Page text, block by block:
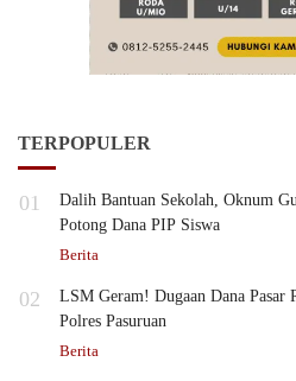
TERPOPULER
01
Dalih Bantuan Sekolah, Oknum
Potong Dana PIP Siswa
Berita
02
LSM Geram! Dugaan Dana Pasar
Polres Pasuruan
Berita